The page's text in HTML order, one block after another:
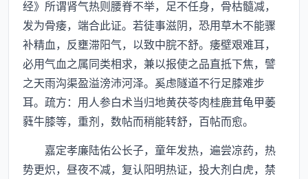
经》所谓肾气热则腰脊不举，足不任身，骨枯髓减，
发为骨痿，端合此证。若徒事滋阴，恐用草木不能骤
补精血，反壅滞阳气，以致中脘不舒。痿壁艰难耳，
必用气血之属同类相求，兼以报使之品直抵下焦，譬
之天雨沟渠盈溢滂沛河泽。奚虑隧道不行足膝难步
耳。疏方：用人参白术当归地黄茯苓肉桂鹿茸龟甲萎
蕤牛膝等，重剂，数帖而稍能转舒，百帖而愈。
嘉定孝廉陆佑公长子，童年发热，遍尝凉药，热
势更炽，昼夜不减，复认阳明热证，投大剂白虎，禁